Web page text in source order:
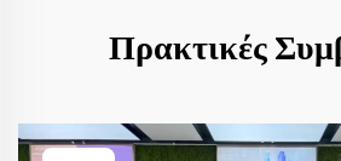
Πρακτικές